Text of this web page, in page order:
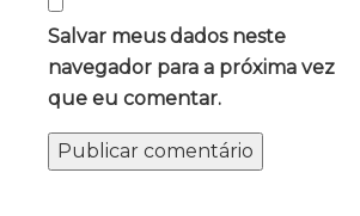
Salvar meus dados neste
navegador para a próxima vez
que eu comentar.